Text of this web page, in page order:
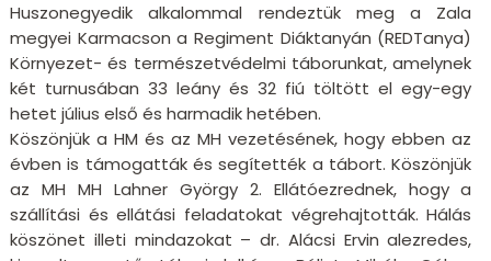
Huszonegyedik alkalommal rendeztük meg a Zala
megyei Karmacson a Regiment Diáktanyán (REDTanya)
Környezet- és természetvédelmi táborunkat, amelynek
két turnusában 33 leány és 32 fiú töltött el egy-egy
hetet július első és harmadik hetében.
Köszönjük a HM és az MH vezetésének, hogy ebben az
évben is támogatták és segítették a tábort. Köszönjük
az MH MH Lahner György 2. Ellátóezrednek, hogy a
szállítási és ellátási feladatokat végrehajtották. Hálás
köszönet illeti mindazokat – dr. Alácsi Ervin alezredes,